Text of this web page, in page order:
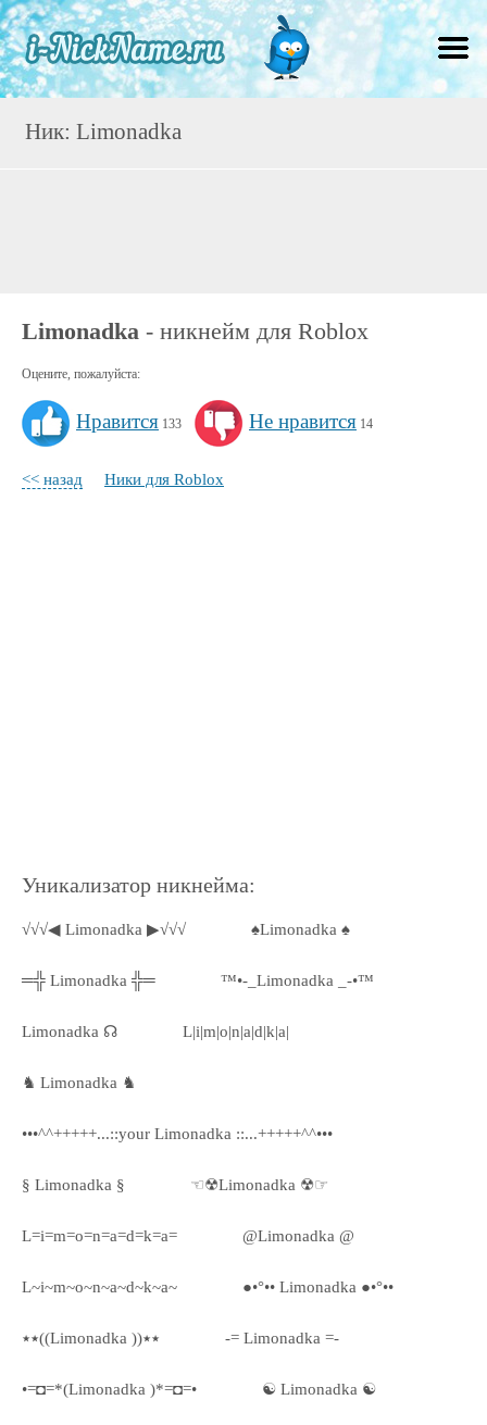
Ник: Limonadka
Limonadka - никнейм для Roblox
Оцените, пожалуйста:
Нравится 133 Не нравится 14
<< назад Ники для Roblox
Уникализатор никнейма:
√√√◀ Limonadka ▶√√√ ♠Limonadka ♠
═╬ Limonadka ╬═ ™•-_Limonadka _-•™
Limonadka ☊ L|i|m|o|n|a|d|k|a|
♞ Limonadka ♞
•••^^+++++...::your Limonadka ::...+++++^^•••
§ Limonadka § ☜☢Limonadka ☢☞
L=i=m=o=n=a=d=k=a= @Limonadka @
L~i~m~o~n~a~d~k~a~ ●•°•• Limonadka ●•°••
٭٭((Limonadka ))٭٭ -= Limonadka =-
•=◘=*(Limonadka )*=◘=• ☯ Limonadka ☯